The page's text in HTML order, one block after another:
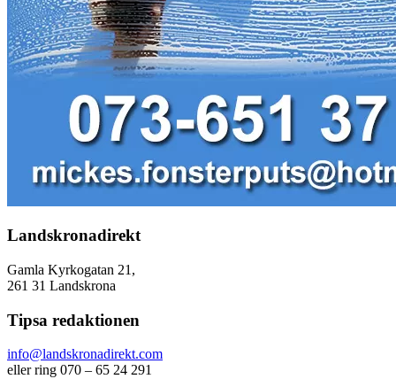
Landskronadirekt
Gamla Kyrkogatan 21,
261 31 Landskrona
Tipsa redaktionen
info@landskronadirekt.com
eller ring 070 – 65 24 291